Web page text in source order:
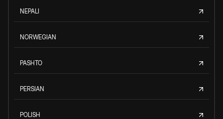
NEPALI
NORWEGIAN
PASHTO
PERSIAN
POLISH